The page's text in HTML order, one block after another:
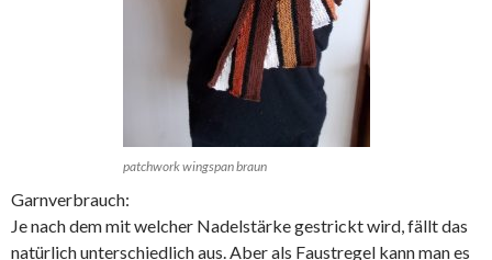
patchwork wingspan braun
Garnverbrauch:
Je nach dem mit welcher Nadelstärke gestrickt wird, fällt das
natürlich unterschiedlich aus. Aber als Faustregel kann man es